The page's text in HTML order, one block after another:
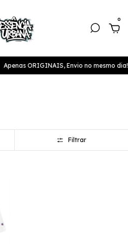
0
Apenas ORIGINAIS, Envio no mesmo
Filtrar